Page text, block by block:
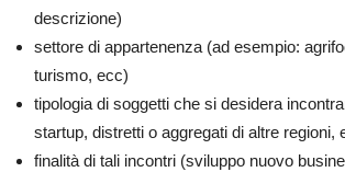
descrizione)
settore di appartenenza (ad esempio:
turismo, ecc)
tipologia di soggetti che si desidera
startup, distretti o aggregati di altre regioni,
finalità di tali incontri (sviluppo nuovo